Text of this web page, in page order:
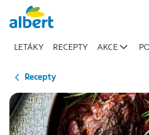
Přeskočit
LETÁKY RECEPTY AKCE
Recepty